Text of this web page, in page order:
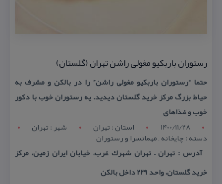
رستوران باربكیو مغولی راشن تهران (گلستان)
حتما “رستوران باربكیو مغولی راشن” را در بالكن و مشرف به
حیاط بزرگ مركز خرید گلستان دیدید. یه رستوران خوب با دكور
خوب و غذاهای
1400/11/28
استان : تهران شهر : تهران
دسته : چایخانه , مهمانسرا و رستوران
آدرس : تهران – تهران شهرك غرب، خیابان ایران زمین، مركز
خرید گلستان، واحد ۲۲۹ داخل بالكن